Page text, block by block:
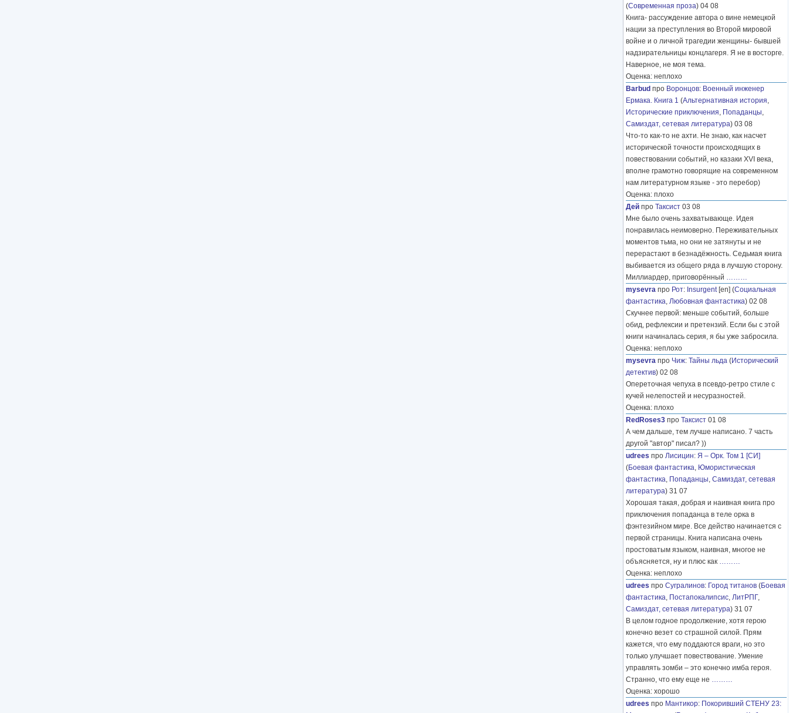
(Современная проза) 04 08
Книга- рассуждение автора о вине немецкой
нации за преступления во Второй мировой
войне и о личной трагедии женщины- бывшей
надзирательницы концлагеря. Я не в восторге.
Наверное, не моя тема.
Оценка: неплохо
Barbud про Воронцов: Военный инженер
Ермака. Книга 1 (Альтернативная история,
Исторические приключения, Попаданцы,
Самиздат, сетевая литература) 03 08
Что-то как-то не ахти. Не знаю, как насчет
исторической точности происходящих в
повествовании событий, но казаки XVI века,
вполне грамотно говорящие на современном
нам литературном языке - это перебор)
Оценка: плохо
Дей про Таксист 03 08
Мне было очень захватывающе. Идея
понравилась неимоверно. Переживательных
моментов тьма, но они не затянуты и не
перерастают в безнадёжность. Седьмая книга
выбивается из общего ряда в лучшую сторону.
Миллиардер, приговорённый ………
mysevra про Рот: Insurgent[en] (Социальная
фантастика, Любовная фантастика) 02 08
Скучнее первой: меньше событий, больше
обид, рефлексии и претензий. Если бы с этой
книги начиналась серия, я бы уже забросила.
Оценка: неплохо
mysevra про Чиж: Тайны льда (Исторический
детектив) 02 08
Опереточная чепуха в псевдо-ретро стиле с
кучей нелепостей и несуразностей.
Оценка: плохо
RedRoses3 про Таксист 01 08
А чем дальше, тем лучше написано. 7 часть
другой "автор" писал? ))
udrees про Лисицин: Я – Орк. Том 1 [СИ]
(Боевая фантастика, Юмористическая
фантастика, Попаданцы, Самиздат, сетевая
литература) 31 07
Хорошая такая, добрая и наивная книга про
приключения попаданца в теле орка в
фэнтезийном мире. Все действо начинается с
первой страницы. Книга написана очень
простоватым языком, наивная, многое не
объясняется, ну и плюс как ………
Оценка: неплохо
udrees про Сугралинов: Город титанов (Боевая
фантастика, Постапокалипсис, ЛитРПГ,
Самиздат, сетевая литература) 31 07
В целом годное продолжение, хотя герою
конечно везет со страшной силой. Прям
кажется, что ему поддаются враги, но это
только улучшает повествование. Умение
управлять зомби – это конечно имба героя.
Странно, что ему еще не ………
Оценка: хорошо
udrees про Мантикор: Покоривший СТЕНУ 23: